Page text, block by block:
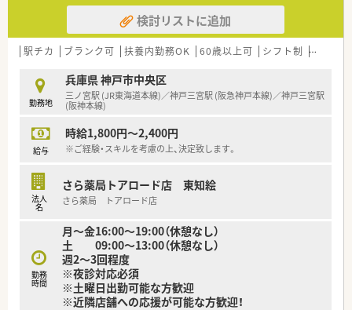
【想定される業務内容】
■整形外科を主とした処方箋の調剤業務全般を担当し、正確かつ
迅速に医薬品を患者様へ提供する役割を担っていただきます。
であり、安全な投薬を支えるための重要な業務となります。
■服薬指導では、整形外科特有の湿布剤の使い方や痛み止めの服
用上の注意点など、専門的な知識を活かして説明します。
【こんな方にオススメ】
■平日の午前中を有効活用して、家事や趣味の時間と仕事を両立
じっくり向き合いたいという志向をお持ちの薬剤師の方。
■ご自身の経験を活かし、新しく生まれ変わる薬局の体制づくり
検討リストに追加
駅チカ ブランク可 扶養内勤務OK 60歳以上可 シフト制 大手チ
勤務地
兵庫県 神戸市中央区
三ノ宮駅 (JR東海道本線)／神戸三宮駅 (阪急神戸本線)／神戸三宮駅
(阪神本線)
給与
時給1,800円～2,400円
※ご経験・スキルを考慮の上、決定致します。
法人
名
さら薬局トアロード店 東知絵
さら薬局 トアロード店
勤務
時間
月～金16:00～19:00（休憩なし）
土 09:00～13:00（休憩なし）
週2～3回程度
※夜診対応必須
※土曜日出勤可能な方歓迎
※近隣店舗への応援が可能な方歓迎！